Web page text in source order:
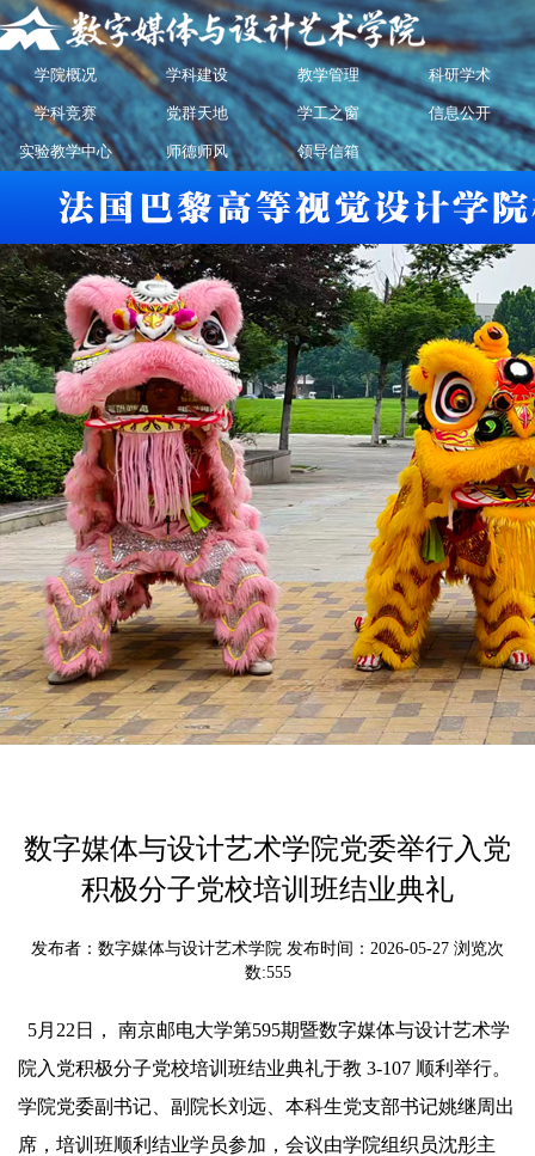
学院概况 学科建设 教学管理 科研学术
学科竞赛 党群天地 学工之窗 信息公开
实验教学中心 师德师风 领导信箱
数字媒体与设计艺术学院党委举行入党
积极分子党校培训班结业典礼
发布者：数字媒体与设计艺术学院 发布时间：2026-05-27 浏览次
数:555
5月22日， 南京邮电大学第595期暨数字媒体与设计艺术学
院入党积极分子党校培训班结业典礼于教 3-107 顺利举行。
学院党委副书记、副院长刘远、本科生党支部书记姚继周出
席，培训班顺利结业学员参加，会议由学院组织员沈彤主